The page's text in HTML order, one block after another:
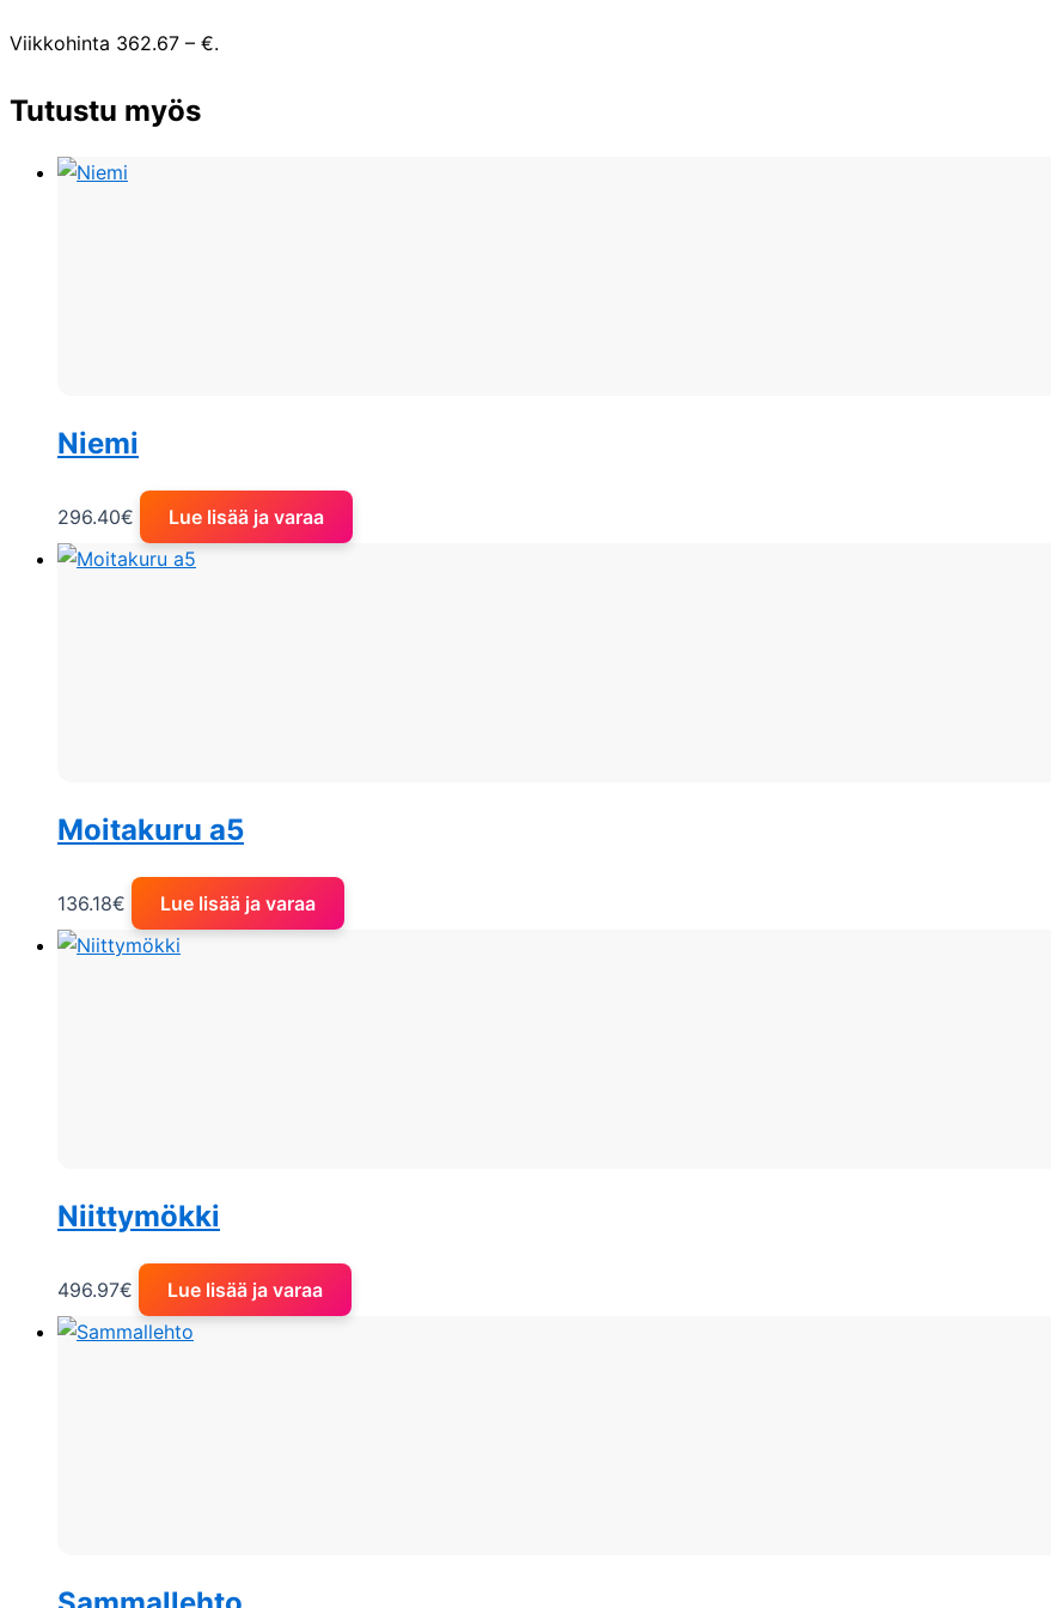
Viikkohinta 362.67 – €.
Tutustu myös
Niemi
296.40€ Lue lisää ja varaa
Moitakuru a5
136.18€ Lue lisää ja varaa
Niittymökki
496.97€ Lue lisää ja varaa